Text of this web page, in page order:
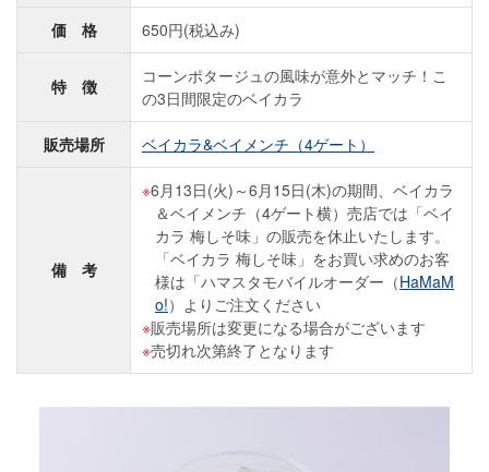
価 格 650円(税込み)
特 徴
コーンポタージュの風味が意外とマッチ！こ
の3日間限定のベイカラ
販売場所 ベイカラ&ベイメンチ（4ゲート）
備 考
6月13日(火)～6月15日(木)の期間、ベイカラ
＆ベイメンチ（4ゲート横）売店では「ベイ
カラ 梅しそ味」の販売を休止いたします。
「ベイカラ 梅しそ味」をお買い求めのお客
様は「ハマスタモバイルオーダー（HaMaM
o!）よりご注文ください
販売場所は変更になる場合がございます
売切れ次第終了となります